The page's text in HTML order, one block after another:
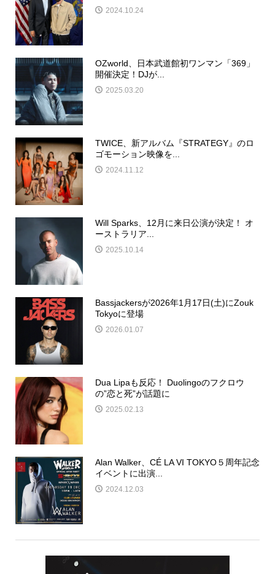
2024.10.24
OZworld、日本武道館初ワンマン「369」
開催決定！DJが...
2025.03.20
TWICE、新アルバム『STRATEGY』のロ
ゴモーション映像を...
2024.11.12
Will Sparks、12月に来日公演が決定！ オ
ーストラリア...
2025.10.14
Bassjackersが2026年1月17日(土)にZouk
Tokyoに登場
2026.01.07
Dua Lipaも反応！ Duolingoのフクロウ
の”恋と死”が話題に
2025.02.13
Alan Walker、CÉ LA VI TOKYO５周年記念
イベントに出演...
2024.12.03